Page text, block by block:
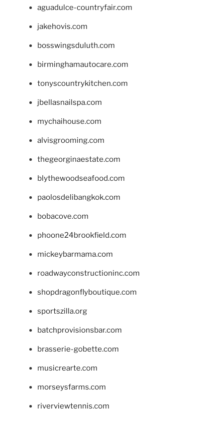
aguadulce-countryfair.com
jakehovis.com
bosswingsduluth.com
birminghamautocare.com
tonyscountrykitchen.com
jbellasnailspa.com
mychaihouse.com
alvisgrooming.com
thegeorginaestate.com
blythewoodseafood.com
paolosdelibangkok.com
bobacove.com
phoone24brookfield.com
mickeybarmama.com
roadwayconstructioninc.com
shopdragonflyboutique.com
sportszilla.org
batchprovisionsbar.com
brasserie-gobette.com
musicrearte.com
morseysfarms.com
riverviewtennis.com